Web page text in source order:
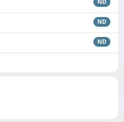
ND
ND
ND